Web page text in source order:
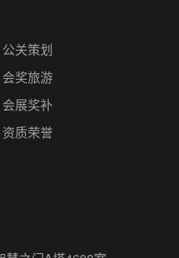
公关策划
会奖旅游
会展奖补
资质荣誉